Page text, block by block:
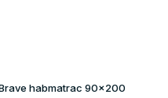
habmatrac 90x200